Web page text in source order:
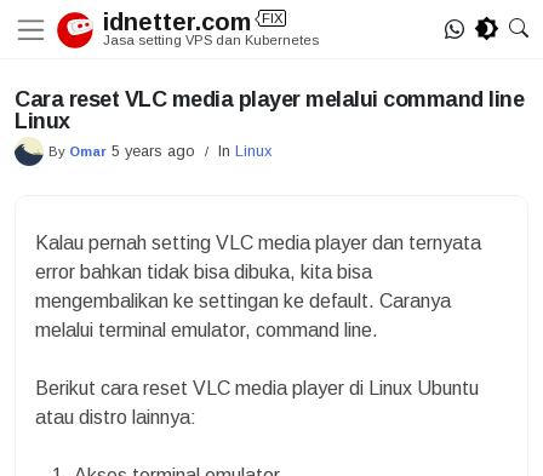
idnetter.com FIX
Jasa setting VPS dan Kubernetes
Cara reset VLC media player melalui command line
Linux
By Omar 5 years ago / In Linux
Kalau pernah setting VLC media player dan ternyata
error bahkan tidak bisa dibuka, kita bisa
mengembalikan ke settingan ke default. Caranya
melalui terminal emulator, command line.
Berikut cara reset VLC media player di Linux Ubuntu
atau distro lainnya: